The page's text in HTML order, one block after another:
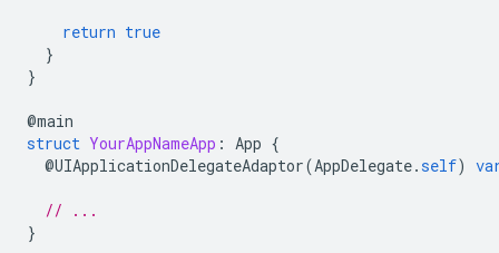
return true
}
}
@main
struct YourAppNameApp : App {
@UIApplicationDelegateAdaptor(AppDelegate.self)
// ...
}